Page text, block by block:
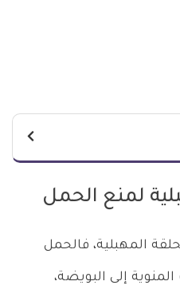
لمنع الحمل
المهبلية، فالحمل
إلى البويضة،